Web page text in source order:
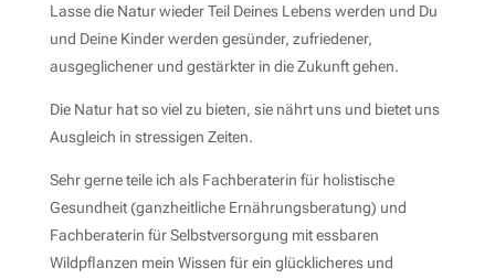
Lasse die Natur wieder Teil Deines Lebens werden und Du
und Deine Kinder werden gesünder, zufriedener,
ausgeglichener und gestärkter in die Zukunft gehen.
Die Natur hat so viel zu bieten, sie nährt uns und bietet uns
Ausgleich in stressigen Zeiten.
Sehr gerne teile ich als Fachberaterin für holistische
Gesundheit (ganzheitliche Ernährungsberatung) und
Fachberaterin für Selbstversorgung mit essbaren
Wildpflanzen mein Wissen für ein glücklicheres und